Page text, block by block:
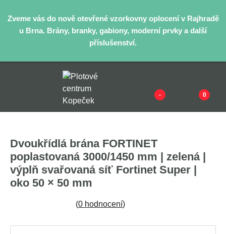
Zveme vás do nově otevřené vzorkovny oplocení v Rajhradě
u Brna. Brány, branky, gabiony, moderní prvky a další
příslušenství.
- 0
Dvoukřídlá brána FORTINET
poplastovaná 3000/1450 mm | zelená |
výplň svařovaná síť Fortinet Super |
oko 50 × 50 mm
(0 hodnocení)